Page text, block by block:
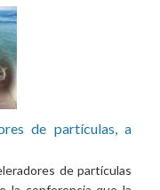
de partículas, a
de partículas